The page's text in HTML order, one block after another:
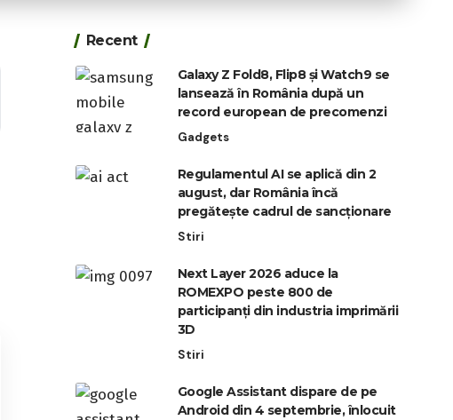
Recent
Galaxy Z Fold8, Flip8 și Watch9 se
lansează în România după un
record european de precomenzi
Gadgets
Regulamentul AI se aplică din 2
august, dar România încă
pregătește cadrul de sancționare
Stiri
Next Layer 2026 aduce la
ROMEXPO peste 800 de
participanți din industria imprimării
3D
Stiri
Google Assistant dispare de pe
Android din 4 septembrie, înlocuit